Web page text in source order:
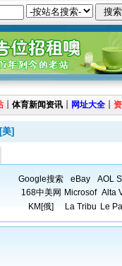
┊ 体育新闻资讯 ┊ 网址大全 ┊
]
Google搜索 eBay
AOL
168中美网 Microsof Alta
KM[俄]
La Tribu Le